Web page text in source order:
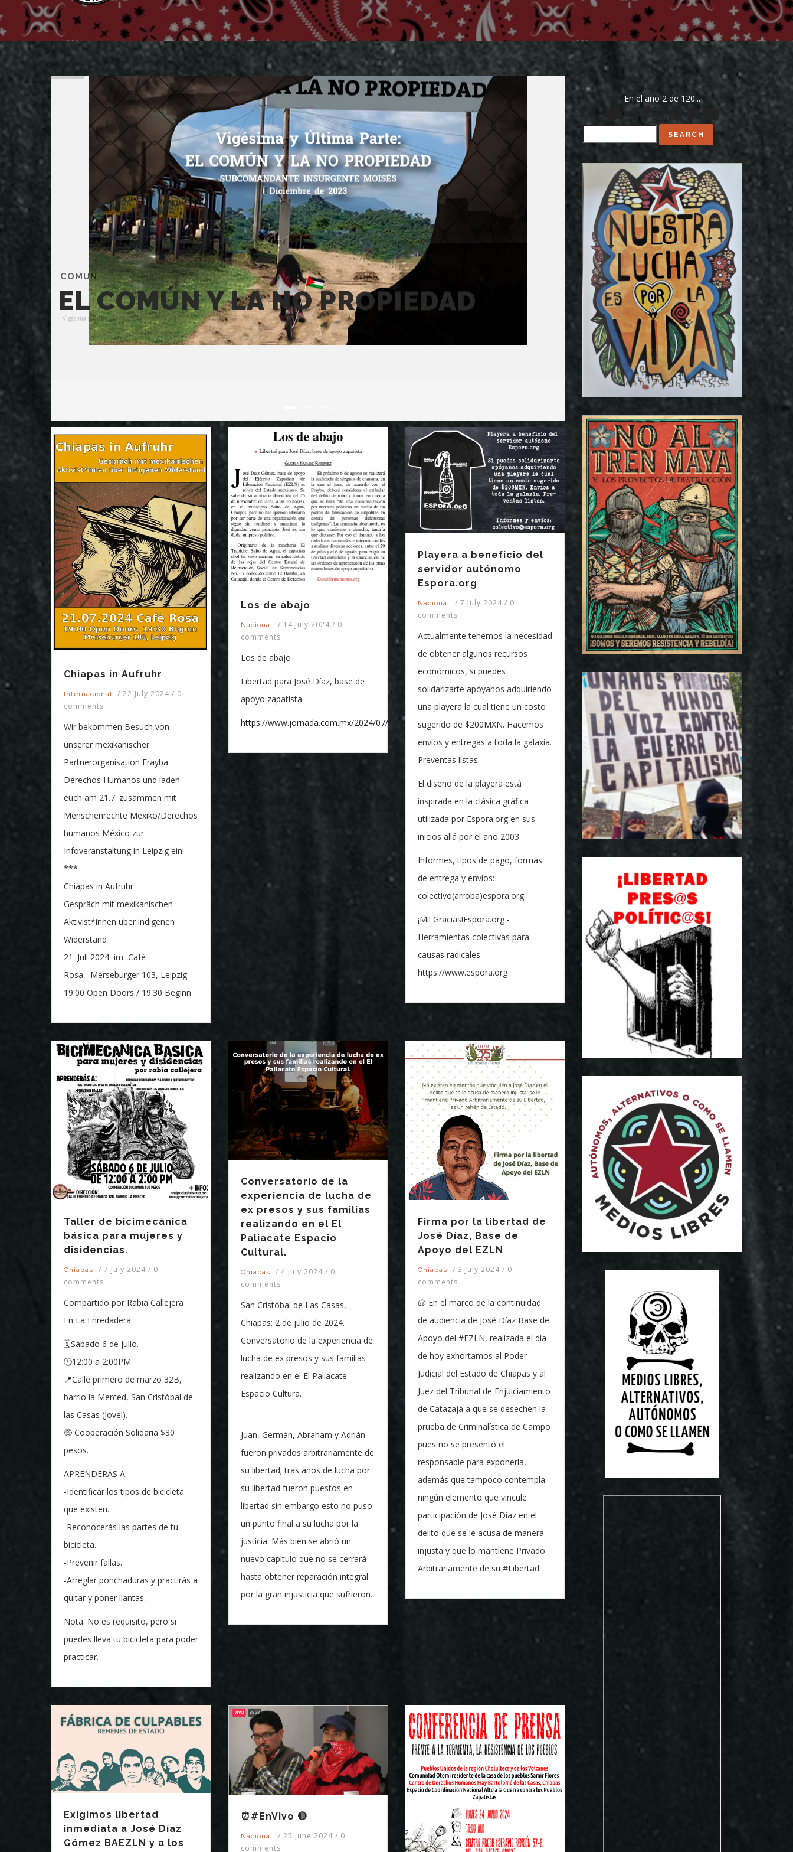
COMUN
EL COMÚN Y LA NO PROPIEDAD
Vigésima y última parte
Chiapas in Aufruhr
Internacional / 22 July 2024 / 0
comments
Wir bekommen Besuch von
unserer mexikanischer
Partnerorganisation Frayba
Derechos Humanos und laden
euch am 21.7. zusammen mit
Menschenrechte Mexiko/Derechos
humanos México zur
Infoveranstaltung in Leipzig ein!
***
Chiapas in Aufruhr
Gespräch mit mexikanischen
Aktivist*innen über indigenen
Widerstand
21. Juli 2024 im Café
Rosa, Merseburger 103, Leipzig
19:00 Open Doors / 19:30 Beginn
Los de abajo
Nacional / 14 July 2024 / 0
comments
Los de abajo
Libertad para José Díaz, base de
apoyo zapatista
https://www.jornada.com.mx/2024/07/13/opinion/008o1pol
Playera a beneficio del
servidor autónomo
Espora.org
Nacional / 7 July 2024 / 0
comments
Actualmente tenemos la necesidad
de obtener algunos recursos
económicos, si puedes
solidarizarte apóyanos adquiriendo
una playera la cual tiene un costo
sugerido de $200MXN. Hacemos
envíos y entregas a toda la galaxia.
Preventas listas.
El diseño de la playera está
inspirada en la clásica gráfica
utilizada por Espora.org en sus
inicios allá por el año 2003.
Informes, tipos de pago, formas
de entrega y envíos:
colectivo(arroba)espora.org
¡Mil Gracias!Espora.org -
Herramientas colectivas para
causas radicales
https://www.espora.org
Taller de bicimecánica
básica para mujeres y
disidencias.
Chiapas / 7 July 2024 / 0
comments
Compartido por Rabia Callejera
En La Enredadera
🗓️Sábado 6 de julio.
🕛12:00 a 2:00PM.
📍Calle primero de marzo 32B,
barrio la Merced, San Cristóbal de
las Casas (Jovel).
🤑 Cooperación Solidaria $30
pesos.
APRENDERÁS A:
-Identificar los tipos de bicicleta
que existen.
-Reconocerás las partes de tu
bicicleta.
-Prevenir fallas.
-Arreglar ponchaduras y practirás a
quitar y poner llantas.
Nota: No es requisito, pero si
puedes lleva tu bicicleta para poder
practicar.
Conversatorio de la
experiencia de lucha de
ex presos y sus familias
realizando en el El
Paliacate Espacio
Cultural.
Chiapas / 4 July 2024 / 0
comments
San Cristóbal de Las Casas,
Chiapas; 2 de julio de 2024.
Conversatorio de la experiencia de
lucha de ex presos y sus familias
realizando en el El Paliacate
Espacio Cultura.
Juan, Germán, Abraham y Adrián
fueron privados arbitrariamente de
su libertad; tras años de lucha por
su libertad fueron puestos en
libertad sin embargo esto no puso
un punto final a su lucha por la
justicia. Más bien se abrió un
nuevo capítulo que no se cerrará
hasta obtener reparación integral
por la gran injusticia que sufrieron.
Firma por la libertad de
José Díaz, Base de
Apoyo del EZLN
Chiapas / 3 July 2024 / 0
comments
🐚 En el marco de la continuidad
de audiencia de José Díaz Base de
Apoyo del #EZLN, realizada el día
de hoy exhortamos al Poder
Judicial del Estado de Chiapas y al
Juez del Tribunal de Enjuiciamiento
de Catazajá a que se desechen la
prueba de Criminalística de Campo
pues no se presentó el
responsable para exponerla,
además que tampoco contempla
ningún elemento que vincule
participación de José Díaz en el
delito que se le acusa de manera
injusta y que lo mantiene Privado
Arbitrariamente de su #Libertad.
Exigimos libertad
inmediata a José Díaz
Gómez BAEZLN y a los
⏰#EnVivo 🔴
Nacional / 25 June 2024 / 0
comments
En el año 2 de 120...